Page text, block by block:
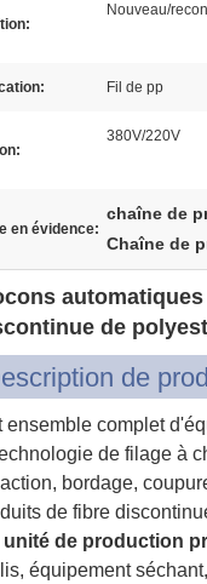
Nouveau/
Fil de pp
380V/220V
en évidence:
chaîne de
Chaîne de
de
de
ensemble complet
de filage à
bordage,
de fibre
unité de production
équipement